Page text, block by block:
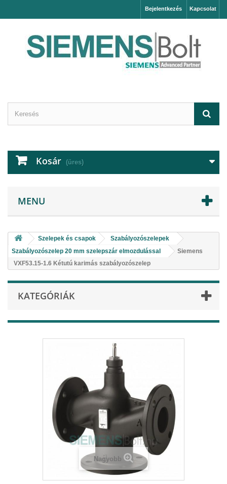
Kapcsolat
Bejelentkezés
Kosár (üres)
MENU
Szelepek és csapok
Szabályozószelepek
Szabályozószelep 20 mm szelepszár elmozdulással
Siemens
VXF53.15-1.6 Kétutú karimás szabályozószelep
KATEGÓRIÁK
Nagyobb